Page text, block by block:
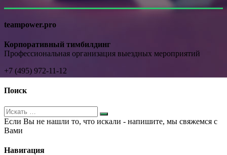
teampower.pro
Корпоративный тимбилдинг
Профессиональная организация выездных мероприятий
+7 (495) 972-11-12
Поиск
Если Вы не нашли то, что искали - напишите, мы свяжемся с
Вами
Навигация